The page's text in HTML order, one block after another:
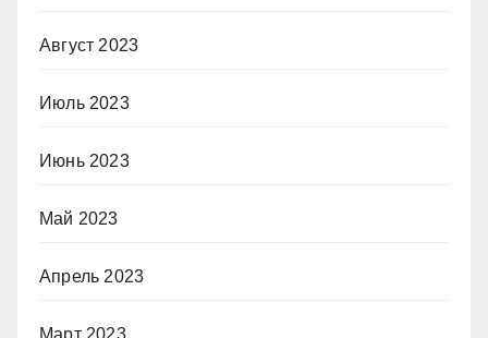
Август 2023
Июль 2023
Июнь 2023
Май 2023
Апрель 2023